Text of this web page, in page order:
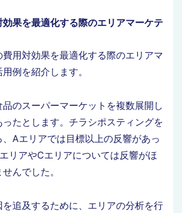
果を最適化する際のエリアマーケテ
用対効果を最適化する際のエリアマ
例を紹介します。
のスーパーマーケットを複数展開し
たとします。チラシポスティングを
Aエリアでは目標以上の反響があっ
リアやCエリアについては反響がほ
んでした。
を追及するために、エリアの分析を行